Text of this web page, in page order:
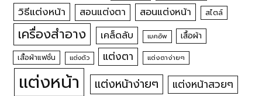
วิธีแต่งหน้า
สอนแต่งตา สอนแต่งหน้า สไตล์
เครื่องสำอาง เคล็ดลับ เมคอัพ เสื้อผ้า
เสื้อผ้าแฟชั่น แต่งตัว แต่งตา แต่งตาง่ายๆ
แต่งหน้า แต่งหน้าง่ายๆ แต่งหน้าสวยๆ